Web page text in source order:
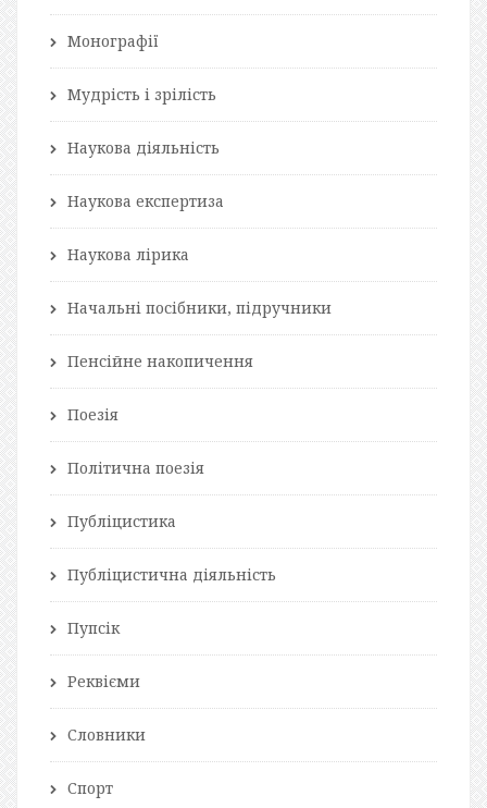
Монографії
Мудрість і зрілість
Наукова діяльність
Наукова експертиза
Наукова лірика
Начальні посібники, підручники
Пенсійне накопичення
Поезія
Політична поезія
Публіцистика
Публіцистична діяльність
Пупсік
Реквієми
Словники
Спорт